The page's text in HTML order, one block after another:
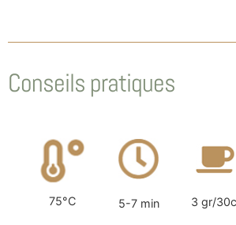
Conseils pratiques
75°C 5-7 min 3 gr/